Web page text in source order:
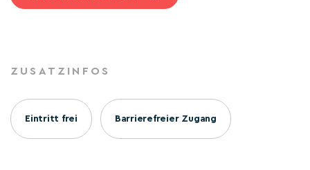
ZUSATZINFOS
Eintritt frei Barrierefreier Zugang